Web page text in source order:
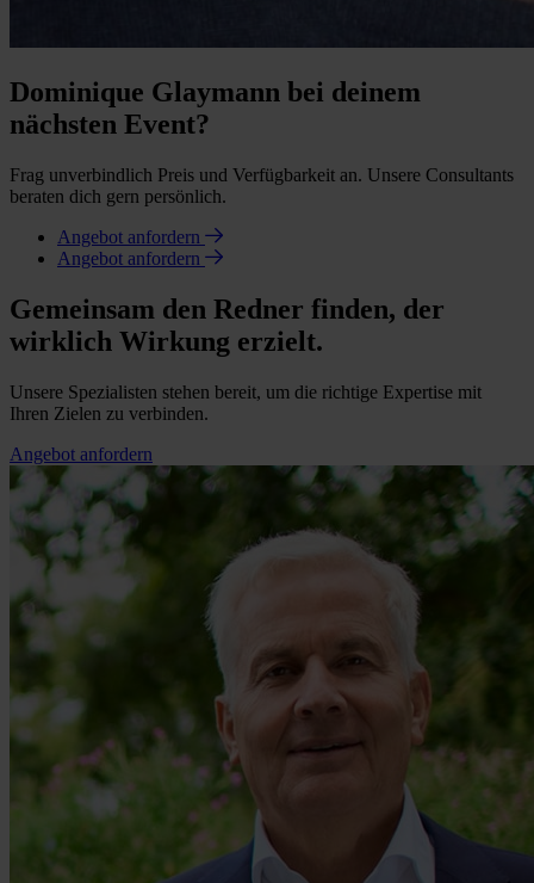
Dominique Glaymann bei deinem
nächsten Event?
Frag unverbindlich Preis und Verfügbarkeit an. Unsere Consultants
beraten dich gern persönlich.
Angebot anfordern
Angebot anfordern
Gemeinsam den Redner finden, der
wirklich Wirkung erzielt.
Unsere Spezialisten stehen bereit, um die richtige Expertise mit
Ihren Zielen zu verbinden.
Angebot anfordern